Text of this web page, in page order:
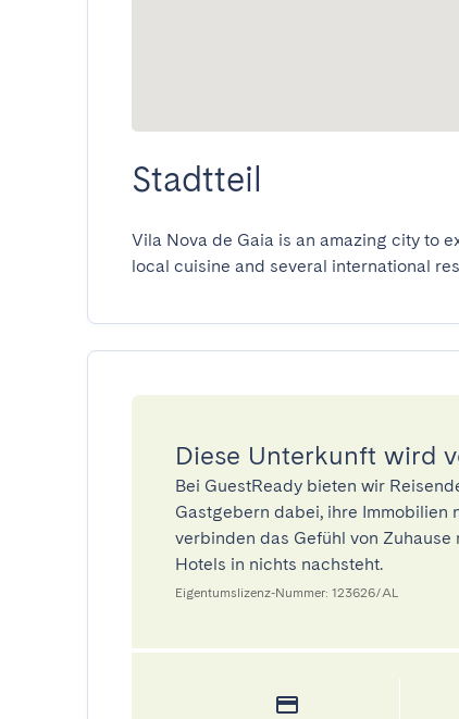
Stadtteil
Vila Nova de Gaia is an amazing city to
local cuisine and several international
Diese Unterkunft wird
Bei GuestReady bieten wir
Gastgebern dabei, ihre Immobilien
verbinden das Gefühl von
Hotels in nichts nachsteht.
Eigentumslizenz-Nummer: 123626/AL